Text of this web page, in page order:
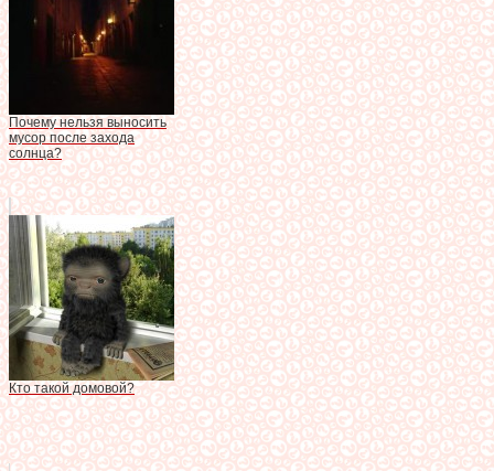
Почему нельзя выносить
мусор после захода
солнца?
Кто такой домовой?